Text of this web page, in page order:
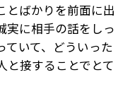
とばかりを前面に出
実に相手の話をしっ
ていて、どういった
と接することでとて